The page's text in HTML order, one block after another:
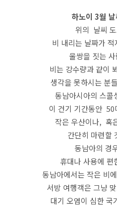
하노이 3월
위의 날씨
비 내리는 날짜가
울쌍을 짓는
비는 강수량과 같이
생각을 못하시는 분
동남아시아의 스콜
이 건기 기간동안 50
작은 우산이나, 혹
간단히 마련할
동남아의 경
휴대나 사용에 편
동남아에서는 작은 비
서방 여행객은 그냥
대기 오염이 심한 국